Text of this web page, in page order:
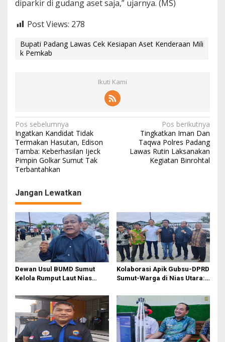
diparkir di gudang aset saja,” ujarnya. (MS)
Post Views: 278
Bupati Padang Lawas Cek Kesiapan Aset Kenderaan Mili
k Pemkab
Ikuti Kami
N
a
v
i
a
s
i
p
o
s
Pos sebelumnya
Ingatkan Kandidat Tidak
Termakan Hasutan, Edison
Tamba: Keberhasilan Ijeck
Pimpin Golkar Sumut Tak
Terbantahkan
Pos berikutnya
Tingkatkan Iman Dan
Taqwa Polres Padang
Lawas Rutin Laksanakan
Kegiatan Binrohtal
Jangan Lewatkan
Dewan Usul BUMD Sumut
Kelola Rumput Laut Nias
Kolaborasi Apik Gubsu-DPRD
Sumut-Warga di Nias Utara:
Akhirnya Diperbaiki